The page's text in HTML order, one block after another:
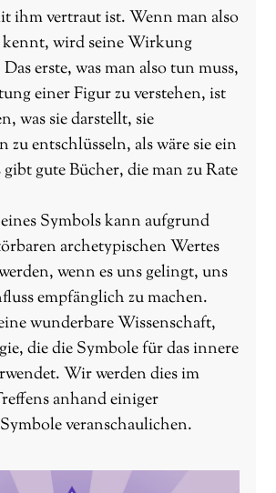
ihm vertraut ist. Wenn man also
wird seine Wirkung
erste, was man also tun muss,
einer Figur zu verstehen, ist
was sie darstellt, sie
zu entschlüsseln, als wäre sie ein
gute Bücher, die man zu Rate
Symbols kann aufgrund
archetypischen Wertes
wenn es uns gelingt, uns
empfänglich zu machen.
wunderbare Wissenschaft,
die die Symbole für das innere
Wir werden dies im
anhand einiger
veranschaulichen.